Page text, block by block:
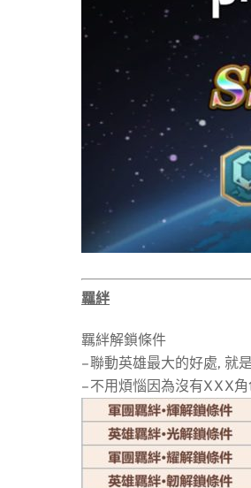
羈絆
羈絆解鎖條件
– 聯動英雄最大的好處, 就
– 不用煩惱因為沒有XXX